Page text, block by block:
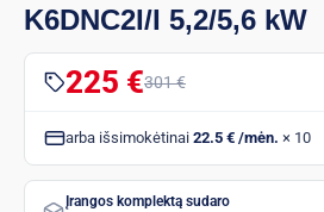
K6DNC2I/I 5,2/5,6 kW
225 €301 €
arba išsimokėtinai 22.5 € /mėn. × 10
Įrangos komplektą sudaro